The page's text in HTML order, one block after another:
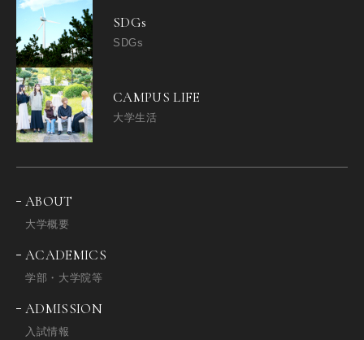
SDGs
SDGs
CAMPUS LIFE
大学生活
ABOUT
大学概要
ACADEMICS
学部・大学院等
ADMISSION
入試情報